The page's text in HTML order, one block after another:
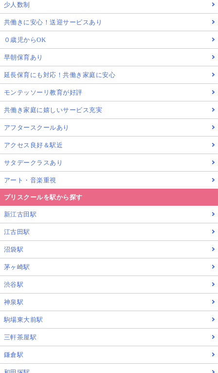
少人数制
共働きに安心！送迎サービスあり
０歳児からOK
早朝保育あり
延長保育にも対応！共働き家庭に安心
モンテッソーリ教育が好評
共働き家庭に嬉しいサービス充実
アフタースクールあり
アクセス良好＆駅近
サタデークラスあり
アート・音楽重視
プリスクールを駅から探す
新江古田駅
江古田駅
沼袋駅
茅ヶ崎駅
渋谷駅
神泉駅
駒場東大前駅
三軒茶屋駅
鎌倉駅